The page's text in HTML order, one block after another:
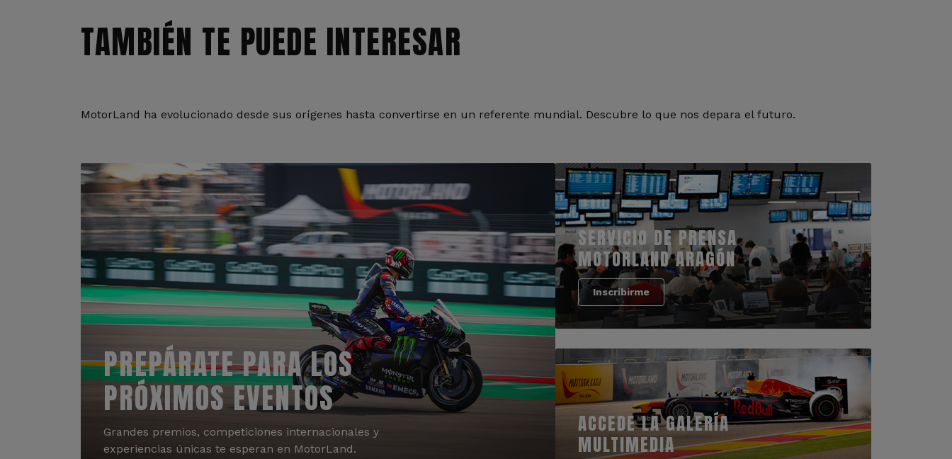
TAMBIÉN TE PUEDE INTERESAR
MotorLand ha evolucionado desde sus orígenes hasta convertirse en un referente mundial. Descubre lo que nos depara el futuro.
PREPÁRATE PARA LOS
PRÓXIMOS EVENTOS
Grandes premios, competiciones internacionales y
experiencias únicas te esperan en MotorLand.
SERVICIO DE PRENSA
MOTORLAND ARAGÓN
Inscribirme
ACCEDE LA GALERÍA
MULTIMEDIA